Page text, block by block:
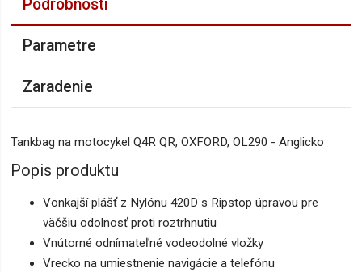
Podrobnosti
Parametre
Zaradenie
Tankbag na motocykel Q4R QR, OXFORD, OL290 - Anglicko
Popis produktu
Vonkajší plášť z Nylónu 420D s Ripstop úpravou pre
väčšiu odolnosť proti roztrhnutiu
Vnútorné odnímateľné vodeodolné vložky
Vrecko na umiestnenie navigácie a telefónu